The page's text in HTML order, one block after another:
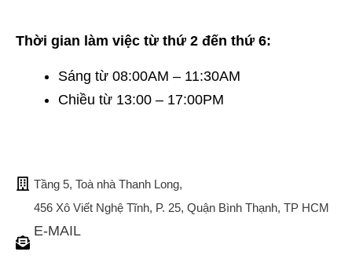
Thời gian làm việc từ thứ 2 đến thứ 6:
Sáng từ 08:00AM – 11:30AM
Chiều từ 13:00 – 17:00PM
Tầng 5, Toà nhà Thanh Long,
456 Xô Viết Nghệ Tĩnh, P. 25, Quận Bình Thạnh, TP HCM
E-MAIL